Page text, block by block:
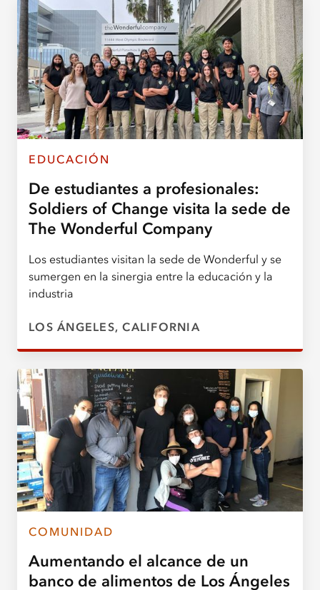
EDUCACIÓN
De estudiantes a profesionales:
Soldiers of Change visita la sede de
The Wonderful Company
Los estudiantes visitan la sede de Wonderful y se
sumergen en la sinergia entre la educación y la
industria
LOS ÁNGELES, CALIFORNIA
COMUNIDAD
Aumentando el alcance de un
banco de alimentos de Los Ángeles